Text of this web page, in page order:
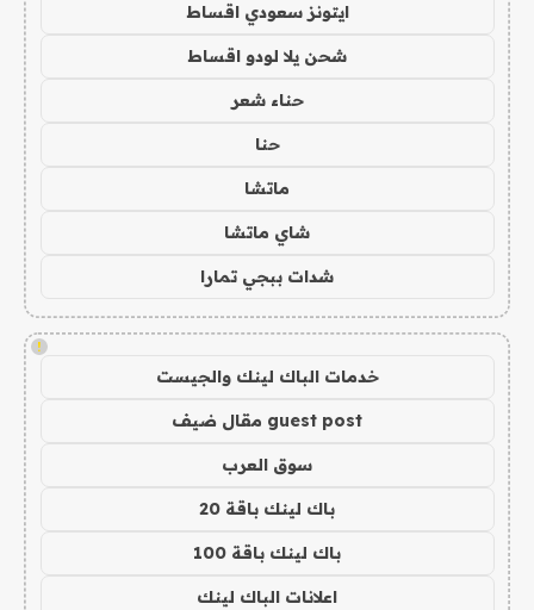
ايتونز سعودي اقساط
شحن يلا لودو اقساط
حناء شعر
حنا
ماتشا
شاي ماتشا
شدات ببجي تمارا
!
خدمات الباك لينك والجيست
guest post مقال ضيف
سوق العرب
باك لينك باقة 20
باك لينك باقة 100
اعلانات الباك لينك